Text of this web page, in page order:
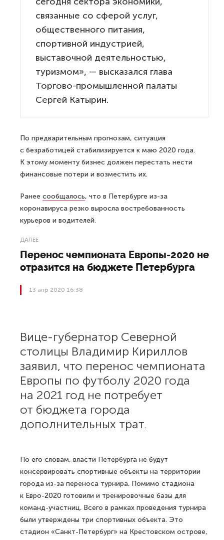
связанные со сферой услуг,
общественного питания,
спортивной индустрией,
выставочной деятельностью,
туризмом», — высказался глава
Торгово-промышленной палаты
Сергей Катырин.
По предварительным прогнозам, ситуация
с безработицей стабилизируется к маю 2020 года.
К этому моменту бизнес должен перестать нести
финансовые потери и возместить их.
Ранее сообщалось, что в Петербурге из-за
коронавируса резко выросла востребованность
курьеров и водителей.
ДАЛЕЕ
Перенос чемпионата Европы-2020 не
отразится на бюджете Петербурга
13 апр 2020 16:38
Вице-губернатор Северной
столицы Владимир Кириллов
заявил, что перенос чемпионата
Европы по футболу 2020 года
на 2021 год не потребует
от бюджета города
дополнительных трат.
По его словам, власти Петербурга не будут
консервировать спортивные объекты на территории
города из-за переноса турнира. Помимо стадиона
к Евро-2020 готовили и тренировочные базы для
команд-участниц. Всего в рамках проведения турнира
были утверждены три спортивных объекта. Это
стадион «Санкт-Петербург» на Крестовском острове,